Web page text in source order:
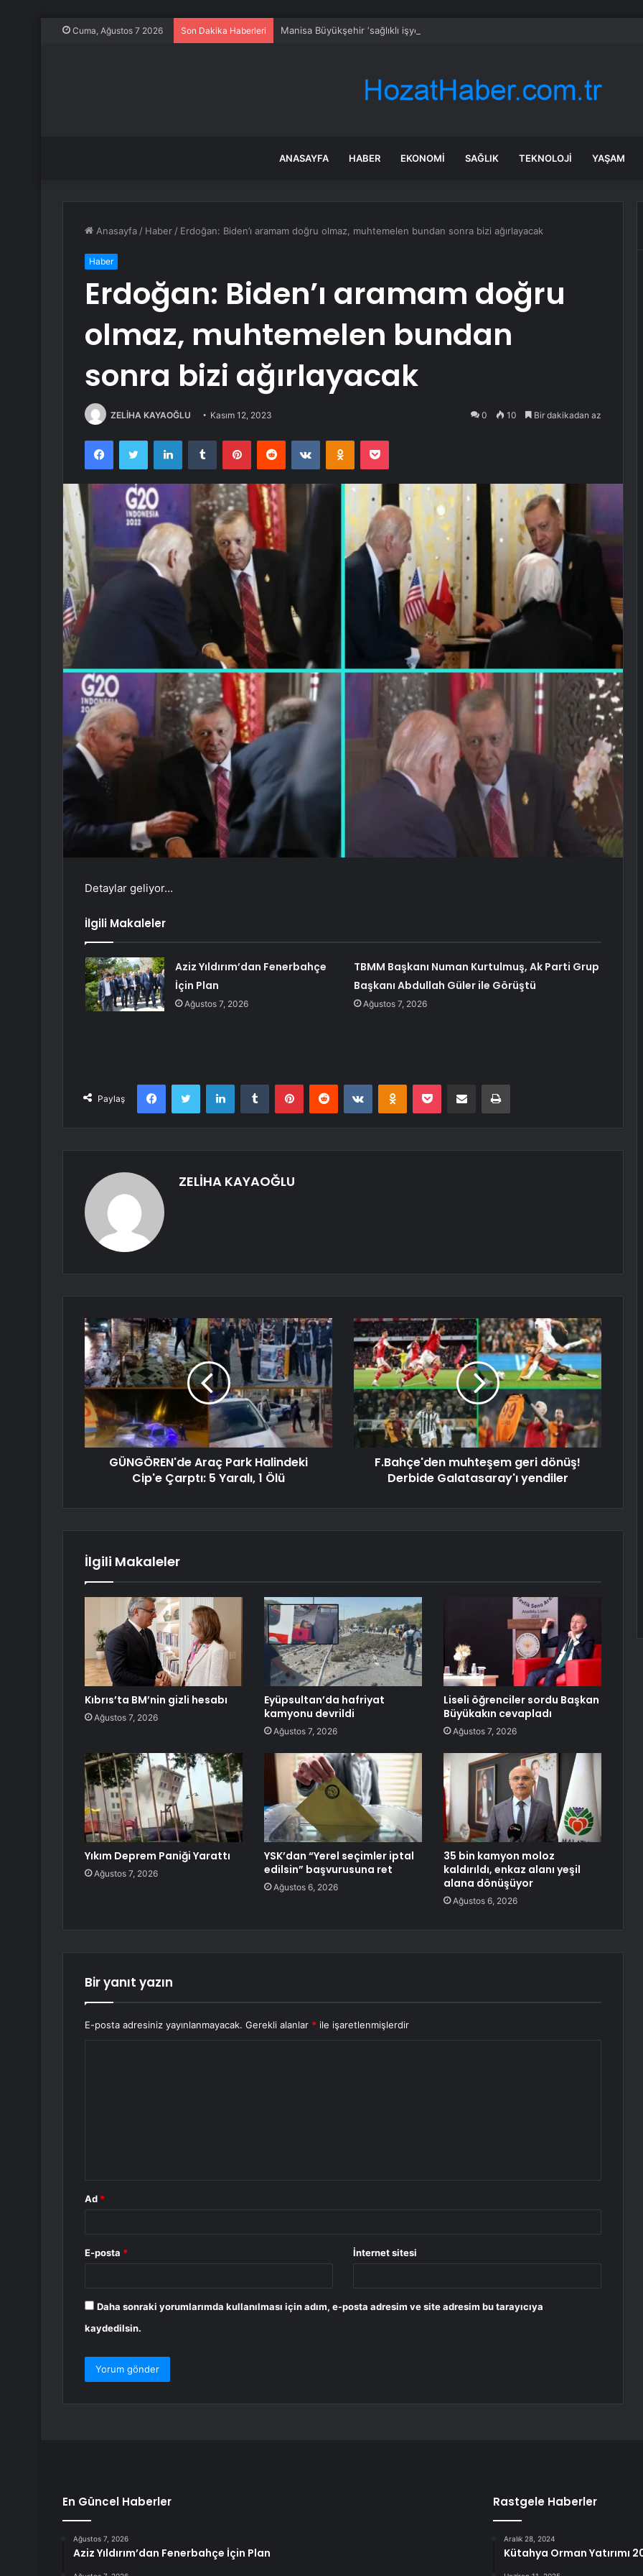
Cuma, Ağustos 7 2026 Son Dakika Haberleri Manisa Büyükşehir ‘sağlıklı işyeri’ sertifikasına kavuştu
ANASAYFA HABER EKONOMI SAĞLIK TEKNOLOJI YAŞAM
Anasayfa / Haber / Erdoğan: Biden’ı aramam doğru olmaz, muhtemelen bundan sonra bizi ağırlayacak
Haber
Erdoğan: Biden’ı aramam doğru
olmaz, muhtemelen bundan
sonra bizi ağırlayacak
ZELİHA KAYAOĞLU Kasım 12, 2023 0 10 Bir dakikadan az
FacebookTwitter LinkedInTumblr PinterestReddit VKontakteOdnoklassniki
Pocket
Detaylar geliyor…
İlgili Makaleler
Aziz Yıldırım’dan Fenerbahçe
İçin Plan
Ağustos 7, 2026
TBMM Başkanı Numan Kurtulmuş, Ak Parti Grup
Başkanı Abdullah Güler ile Görüştü
Ağustos 7, 2026
Paylaş
FacebookTwitter LinkedInTumblr PinterestReddit VKontakteOdnoklassniki
Pocket E-Posta ile paylaş Yazdır
ZELİHA KAYAOĞLU
GÜNGÖREN'de Araç Park Halindeki
Cip'e Çarptı: 5 Yaralı, 1 Ölü
F.Bahçe'den muhteşem geri dönüş!
Derbide Galatasaray'ı yendiler
İlgili Makaleler
Kıbrıs’ta BM’nin gizli hesabı
Ağustos 7, 2026
Eyüpsultan’da hafriyat
kamyonu devrildi
Ağustos 7, 2026
Liseli öğrenciler sordu Başkan
Büyükakın cevapladı
Ağustos 7, 2026
Yıkım Deprem Paniği Yarattı
Ağustos 7, 2026
YSK’dan “Yerel seçimler iptal
edilsin” başvurusuna ret
Ağustos 6, 2026
35 bin kamyon moloz
kaldırıldı, enkaz alanı yeşil
alana dönüşüyor
Ağustos 6, 2026
Bir yanıt yazın
E-posta adresiniz yayınlanmayacak. Gerekli alanlar * ile işaretlenmişlerdir
Ad *
E-posta * İnternet sitesi
Daha sonraki yorumlarımda kullanılması için adım, e-posta adresim ve site adresim bu tarayıcıya
kaydedilsin.
En Güncel Haberler
Ağustos 7, 2026
Aziz Yıldırım’dan Fenerbahçe İçin Plan
Rastgele Haberler
Aralık 28, 2024
Kütahya Orman Yatırımı